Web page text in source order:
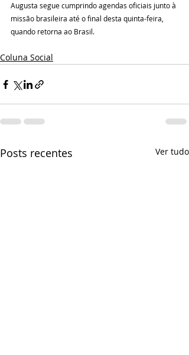
Augusta segue cumprindo agendas oficiais junto à
missão brasileira até o final desta quinta-feira,
quando retorna ao Brasil.
Coluna Social
Posts recentes Ver tudo